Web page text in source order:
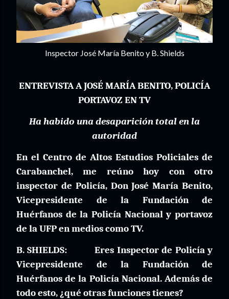
Inspector José María Benito y B. Shields
ENTREVISTA A JOSÉ MARÍA BENITO, POLICÍA
PORTAVOZ EN TV
Ha habido una desaparición total en la
autoridad
En el Centro de Altos Estudios Policiales de
Carabanchel, me reúno hoy con otro
inspector de Policía, Don José María Benito,
Vicepresidente de la Fundación de
Huérfanos de la Policía Nacional y portavoz
de la UFP en medios como TV.
B. SHIELDS:
Eres Inspector de Policía y
Vicepresidente de la Fundación de
Huérfanos de la Policía Nacional. Además de
todo esto, ¿qué otras funciones tienes?